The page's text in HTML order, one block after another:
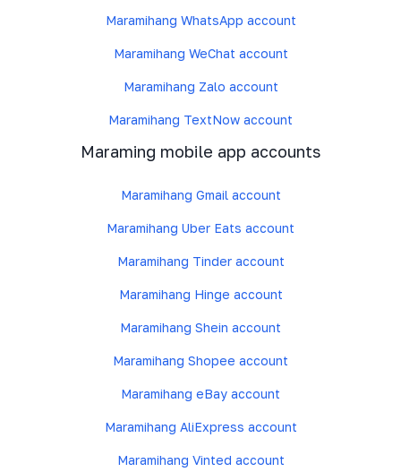
Maramihang WhatsApp account
Maramihang WeChat account
Maramihang Zalo account
Maramihang TextNow account
Maraming mobile app accounts
Maramihang Gmail account
Maramihang Uber Eats account
Maramihang Tinder account
Maramihang Hinge account
Maramihang Shein account
Maramihang Shopee account
Maramihang eBay account
Maramihang AliExpress account
Maramihang Vinted account